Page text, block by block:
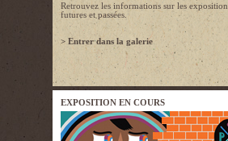
Retrouvez les informations sur les
futures et passées.
> Entrer dans la galerie
EXPOSITION EN COURS